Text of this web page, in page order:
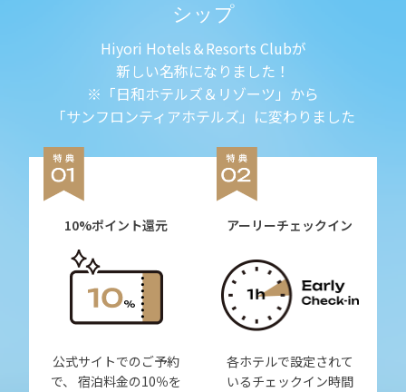
シップ
Hiyori Hotels＆Resorts Clubが
新しい名称になりました！
※「日和ホテルズ＆リゾーツ」から
「サンフロンティアホテルズ」に変わりました
10%ポイント還元
公式サイトでのご予約
で、 宿泊料金の10％を
アーリーチェックイン
各ホテルで設定されて
いるチェックイン時間